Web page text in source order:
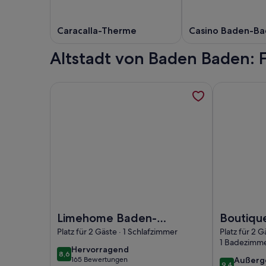
Caracalla-Therme Casino Baden-
Altstadt von Baden
Limehome Baden-
Baden Bäderstraße
Platz für 2 Gäste · 1 Schlafzimmer
8,68,6 von 10
Hervorragend
hervorragend
165 Bewertungen
Platz für 2
1